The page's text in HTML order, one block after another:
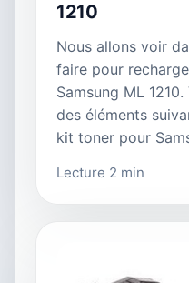
1210
Nous allons voir
faire pour
Samsung ML
des éléments
kit toner pour
Lecture 2 min